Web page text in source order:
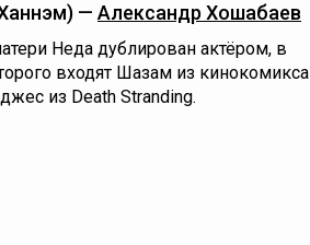
— Александр Хошабаев
Неда дублирован актёром, в
входят Шазам из кинокомикса
из Death Stranding.